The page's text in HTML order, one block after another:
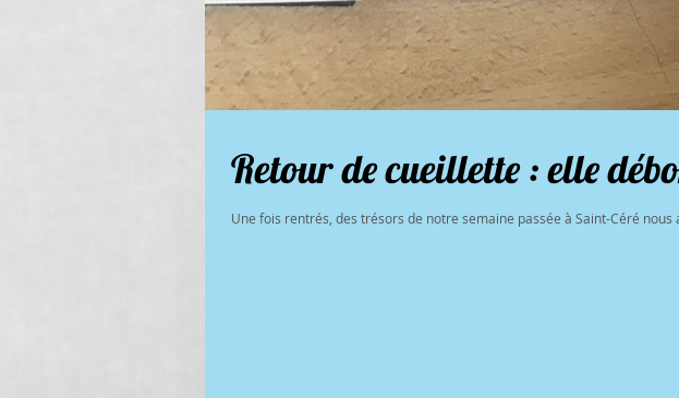
Retour de cueillette : elle
Une fois rentrés, des trésors de notre semaine passée à Saint-Céré